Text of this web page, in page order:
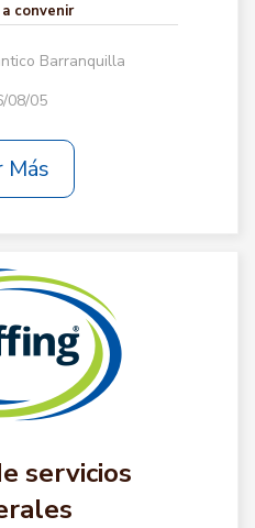
a convenir
Barranquilla
08/05
Más
servicios